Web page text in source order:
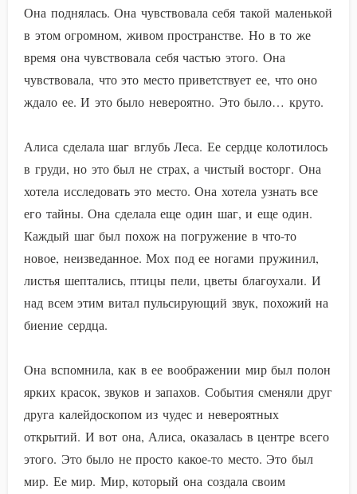
Она поднялась. Она чувствовала себя такой маленькой
в этом огромном, живом пространстве. Но в то же
время она чувствовала себя частью этого. Она
чувствовала, что это место приветствует ее, что оно
ждало ее. И это было невероятно. Это было… круто.
Алиса сделала шаг вглубь Леса. Ее сердце колотилось
в груди, но это был не страх, а чистый восторг. Она
хотела исследовать это место. Она хотела узнать все
его тайны. Она сделала еще один шаг, и еще один.
Каждый шаг был похож на погружение в что-то
новое, неизведанное. Мох под ее ногами пружинил,
листья шептались, птицы пели, цветы благоухали. И
над всем этим витал пульсирующий звук, похожий на
биение сердца.
Она вспомнила, как в ее воображении мир был полон
ярких красок, звуков и запахов. События сменяли друг
друга калейдоскопом из чудес и невероятных
открытий. И вот она, Алиса, оказалась в центре всего
этого. Это было не просто какое-то место. Это был
мир. Ее мир. Мир, который она создала своим